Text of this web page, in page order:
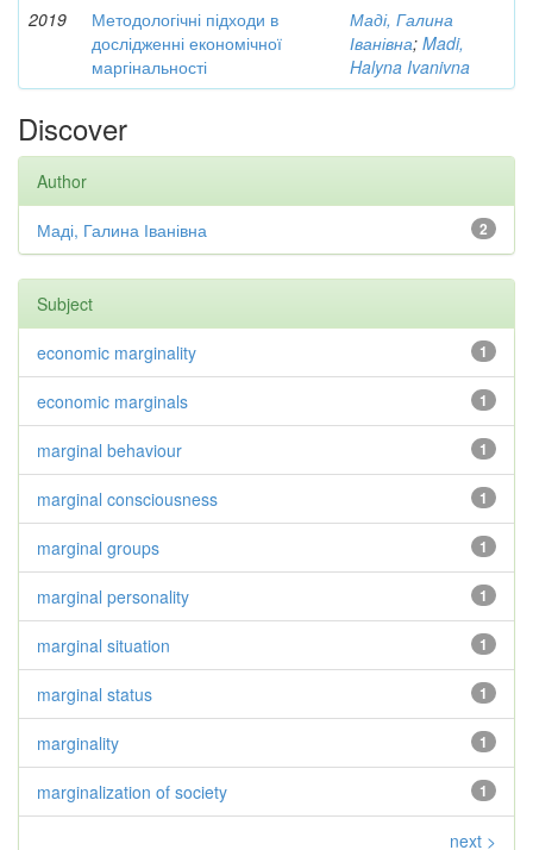
2019
Методологічні підходи в
дослідженні економічної
маргінальності
Маді, Галина
Іванівна; Madi,
Halyna Ivanivna
Discover
Author
2
Маді, Галина Іванівна
Subject
1
economic marginality
1
economic marginals
1
marginal behaviour
1
marginal consciousness
1
marginal groups
1
marginal personality
1
marginal situation
1
marginal status
1
marginality
1
marginalization of society
next >